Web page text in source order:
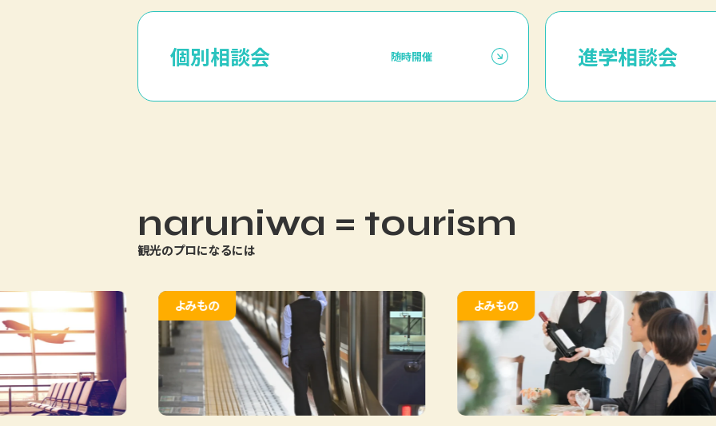
個別相談会 随時開催 進学相談会
naruniwa = tourism
観光のプロになるには
よみもの